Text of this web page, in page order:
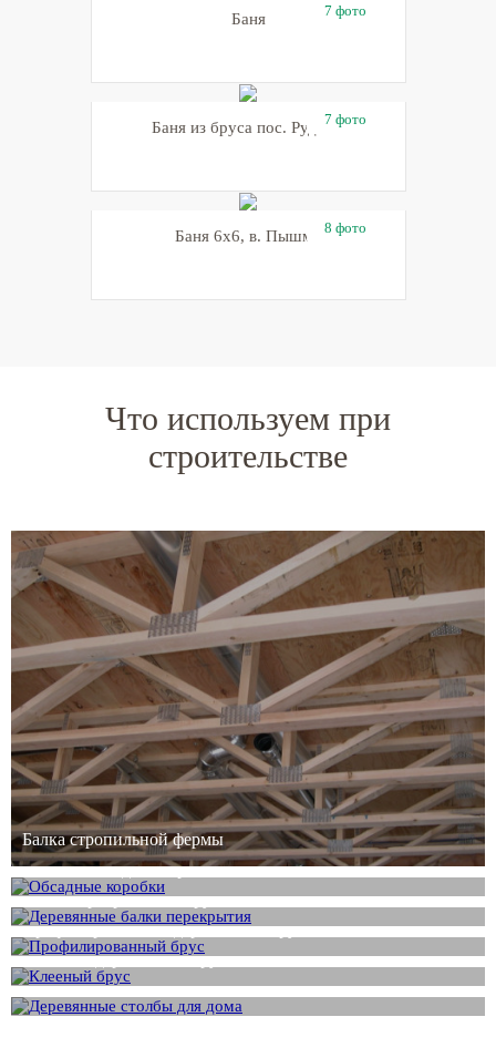
7 фото
Баня
7 фото
Баня из бруса пос. Рудный
8 фото
Баня 6х6, в. Пышма
Что используем при
строительстве
Балка стропильной фермы
Клееная обсадная коробка
Балка перекрытия из бруса
Профилированный деревянный брус
Клееный деревянный брус
Столб из сосны